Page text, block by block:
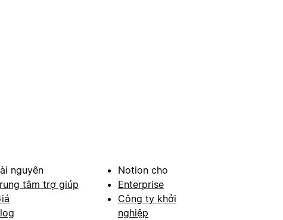
nguyên
tâm trợ giúp
Notion cho
Enterprise
Công ty khởi
nghiệp